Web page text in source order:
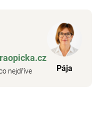
nejdříve Pája